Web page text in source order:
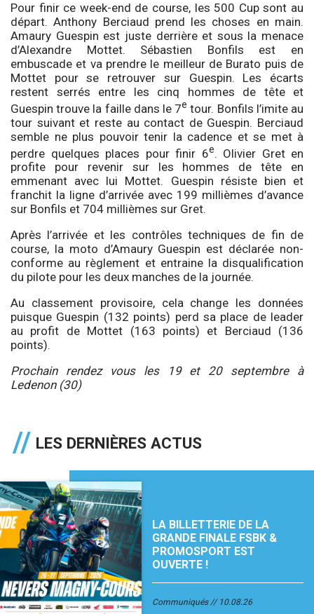
Pour finir ce week-end de course, les 500 Cup sont au
départ. Anthony Berciaud prend les choses en main.
Amaury Guespin est juste derrière et sous la menace
d’Alexandre Mottet. Sébastien Bonfils est en
embuscade et va prendre le meilleur de Burato puis de
Mottet pour se retrouver sur Guespin. Les écarts
restent serrés entre les cinq hommes de tête et
Guespin trouve la faille dans le 7e tour. Bonfils l’imite au
tour suivant et reste au contact de Guespin. Berciaud
semble ne plus pouvoir tenir la cadence et se met à
perdre quelques places pour finir 6e. Olivier Gret en
profite pour revenir sur les hommes de tête en
emmenant avec lui Mottet. Guespin résiste bien et
franchit la ligne d’arrivée avec 199 millièmes d’avance
sur Bonfils et 704 millièmes sur Gret.
Après l’arrivée et les contrôles techniques de fin de
course, la moto d’Amaury Guespin est déclarée non-
conforme au règlement et entraine la disqualification
du pilote pour les deux manches de la journée.
Au classement provisoire, cela change les données
puisque Guespin (132 points) perd sa place de leader
au profit de Mottet (163 points) et Berciaud (136
points).
Prochain rendez vous les 19 et 20 septembre à
Ledenon (30)
LES DERNIÈRES ACTUS
LA BILLETTERIE DE LA
GRANDE FINALE FSBK &
PROMOSPORT EST
OUVERTE !
Communiqués 10.08.26